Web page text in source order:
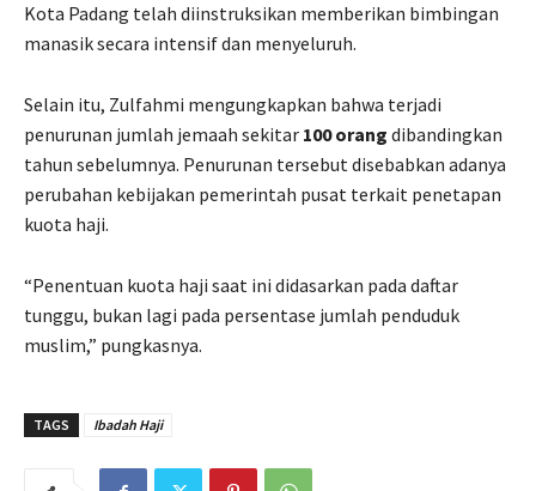
Kota Padang telah diinstruksikan memberikan bimbingan
manasik secara intensif dan menyeluruh.
Selain itu, Zulfahmi mengungkapkan bahwa terjadi
penurunan jumlah jemaah sekitar 100 orang dibandingkan
tahun sebelumnya. Penurunan tersebut disebabkan adanya
perubahan kebijakan pemerintah pusat terkait penetapan
kuota haji.
“Penentuan kuota haji saat ini didasarkan pada daftar
tunggu, bukan lagi pada persentase jumlah penduduk
muslim,” pungkasnya.
TAGS Ibadah Haji